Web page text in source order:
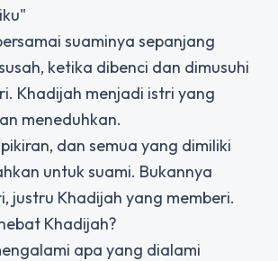
suaminya sepanjang
ketika dibenci dan dimusuhi
Khadijah menjadi istri yang
meneduhkan.
dan semua yang dimiliki
untuk suami. Bukannya
justru Khadijah yang memberi.
Khadijah?
apa yang dialami